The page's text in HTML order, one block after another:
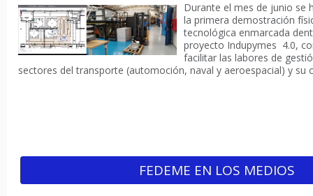
Durante el mes de junio se
la primera demostración
tecnológica enmarcada
proyecto Indupymes 4.0,
facilitar las labores de
sectores del transporte (automoción, naval y aeroespacial) y su
FEDEME EN LOS MEDIOS